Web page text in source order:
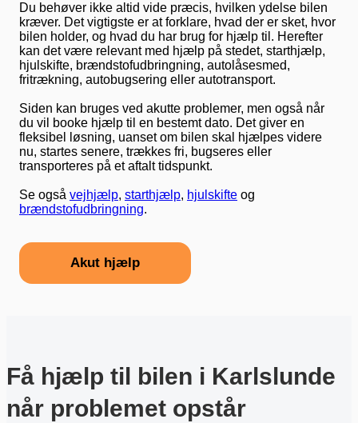
Du behøver ikke altid vide præcis, hvilken ydelse bilen
kræver. Det vigtigste er at forklare, hvad der er sket, hvor
bilen holder, og hvad du har brug for hjælp til. Herefter
kan det være relevant med hjælp på stedet, starthjælp,
hjulskifte, brændstofudbringning, autolåsesmed,
fritrækning, autobugsering eller autotransport.
Siden kan bruges ved akutte problemer, men også når
du vil booke hjælp til en bestemt dato. Det giver en
fleksibel løsning, uanset om bilen skal hjælpes videre
nu, startes senere, trækkes fri, bugseres eller
transporteres på et aftalt tidspunkt.
Se også vejhjælp, starthjælp, hjulskifte og
brændstofudbringning.
Akut hjælp
Få hjælp til bilen i Karlslunde
når problemet opstår